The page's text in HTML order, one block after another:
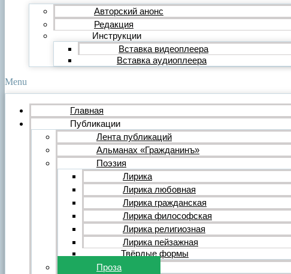
Авторский анонс
Редакция
Инструкции
Вставка видеоплеера
Вставка аудиоплеера
Menu
Главная
Публикации
Лента публикаций
Альманах «Гражданинъ»
Поэзия
Лирика
Лирика любовная
Лирика гражданская
Лирика философская
Лирика религиозная
Лирика пейзажная
Твёрдые формы
Проза
Критический разбор
Видео
Видеопоэзия
Фильм
Видеообзор
Видеоклип
Музыка
Песня
Поп
Рок
Шансон
Мастерская
Гражданинъ
Поэтическая подборка для альманаха
Путь поэта
Все темы форума
О литературе
О политике
О музыке
О кино
О разном
Комментарии
Пользователи